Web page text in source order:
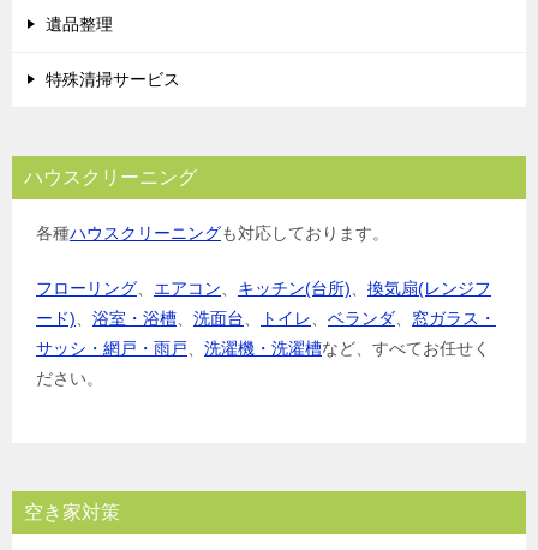
遺品整理
特殊清掃サービス
ハウスクリーニング
各種ハウスクリーニングも対応しております。
フローリング、 エアコン、 キッチン(台所)、 換気扇(レンジフ
ード)、 浴室・浴槽、 洗面台、 トイレ、 ベランダ、 窓ガラス・
サッシ・網戸・雨戸、 洗濯機・洗濯槽など、すべてお任せく
ださい。
空き家対策